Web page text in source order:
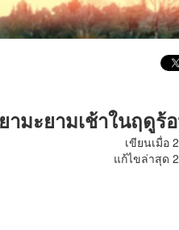
ามะยามเช้าในฤดูร้
เขียนเมื่อ
แก้ไขล่าสุด